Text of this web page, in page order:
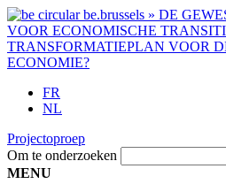
FR
NL
Projectoproep
Om te onderzoeken
MENU